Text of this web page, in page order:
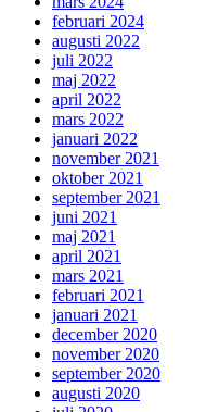
februari 2024
augusti 2022
juli 2022
maj 2022
april 2022
mars 2022
januari 2022
november 2021
oktober 2021
september 2021
juni 2021
maj 2021
april 2021
mars 2021
februari 2021
januari 2021
december 2020
november 2020
september 2020
augusti 2020